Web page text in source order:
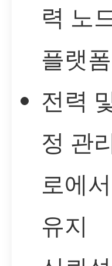
력 노
플랫
전력
정 관
로에
유지